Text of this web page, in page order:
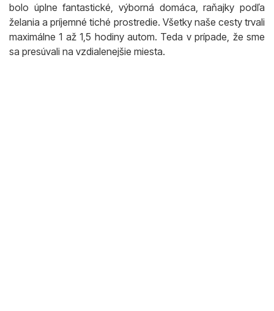
bolo úplne fantastické, výborná domáca, raňajky podľa
želania a príjemné tiché prostredie. Všetky naše cesty trvali
maximálne 1 až 1,5 hodiny autom. Teda v prípade, že sme
sa presúvali na vzdialenejšie miesta.